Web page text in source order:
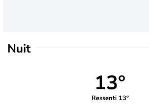
Nuit
13°
Ressenti 13°